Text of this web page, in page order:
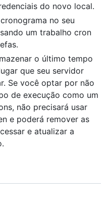
do novo local.
no seu
um trabalho cron
o último tempo
que seu servidor
Se você optar por não
de execução como um
não precisará usar
e poderá remover as
e atualizar a